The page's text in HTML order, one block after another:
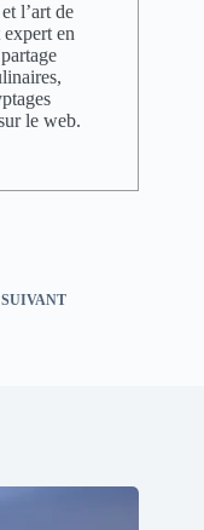
l’art de
en
le web.
SUIVANT